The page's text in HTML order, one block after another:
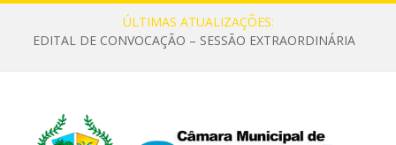
ÚLTIMAS ATUALIZAÇÕES:
EDITAL DE CONVOCAÇÃO – SESSÃO EXTRAORDINÁRIA